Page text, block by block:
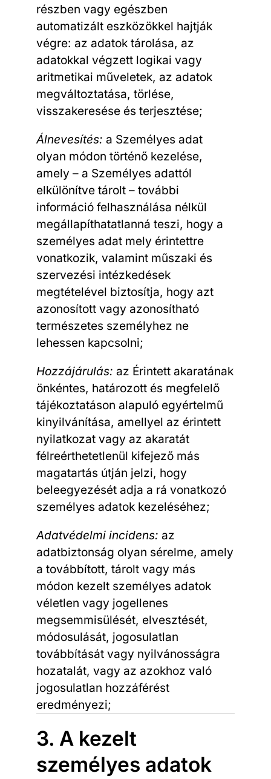
részben vagy egészben
automatizált eszközökkel hajtják
végre: az adatok tárolása, az
adatokkal végzett logikai vagy
aritmetikai műveletek, az adatok
megváltoztatása, törlése,
visszakeresése és terjesztése;
Álnevesítés: a Személyes adat
olyan módon történő kezelése,
amely – a Személyes adattól
elkülönítve tárolt – további
információ felhasználása nélkül
megállapíthatatlanná teszi, hogy a
személyes adat mely érintettre
vonatkozik, valamint műszaki és
szervezési intézkedések
megtételével biztosítja, hogy azt
azonosított vagy azonosítható
természetes személyhez ne
lehessen kapcsolni;
Hozzájárulás: az Érintett akaratának
önkéntes, határozott és megfelelő
tájékoztatáson alapuló egyértelmű
kinyilvánítása, amellyel az érintett
nyilatkozat vagy az akaratát
félreérthetetlenül kifejező más
magatartás útján jelzi, hogy
beleegyezését adja a rá vonatkozó
személyes adatok kezeléséhez;
Adatvédelmi incidens: az
adatbiztonság olyan sérelme, amely
a továbbított, tárolt vagy más
módon kezelt személyes adatok
véletlen vagy jogellenes
megsemmisülését, elvesztését,
módosulását, jogosulatlan
továbbítását vagy nyilvánosságra
hozatalát, vagy az azokhoz való
jogosulatlan hozzáférést
eredményezi;
3. A kezelt
személyes adatok